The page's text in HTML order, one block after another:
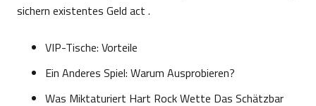
sichern existentes Geld act .
VIP-Tische: Vorteile
Ein Anderes Spiel: Warum Ausprobieren?
Was Miktaturiert Hart Rock Wette Das Schätzbar